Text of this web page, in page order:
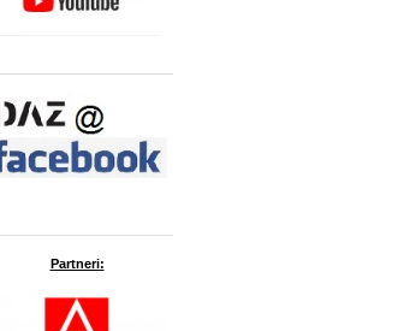
Partneri: